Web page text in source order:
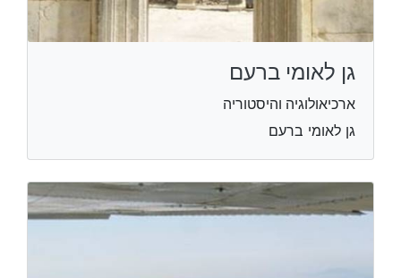
גן לאומי ברעם
ארכיאולוגיה והיסטוריה
גן לאומי ברעם